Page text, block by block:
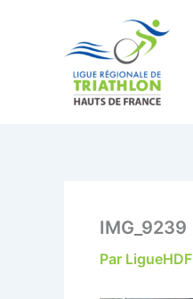
IMG_9239
Par LigueHDF